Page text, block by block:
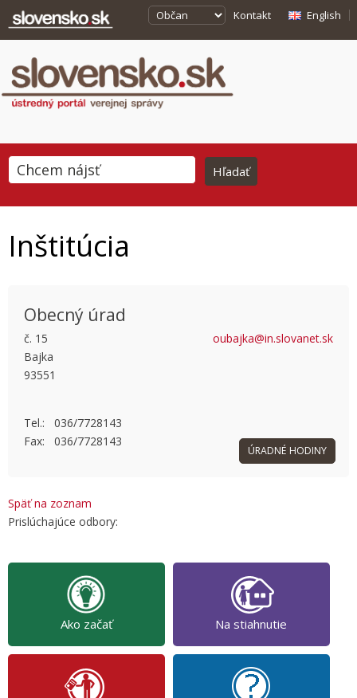
Kontakt English
Inštitúcia
This page can't load Google Maps correctly.
Obecný úrad
č. 15
Bajka
93551
oubajka@in.slovanet.sk
Tel.: 036/7728143
Fax: 036/7728143
ÚRADNÉ HODINY
Späť na zoznam
Prislúchajúce odbory:
Ako začať Na stiahnutie